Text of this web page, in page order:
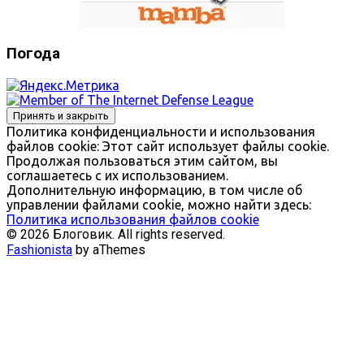
Погода
Политика конфиденциальности и использования
файлов сookie: Этот сайт использует файлы cookie.
Продолжая пользоваться этим сайтом, вы
соглашаетесь с их использованием.
Дополнительную информацию, в том числе об
управлении файлами cookie, можно найти здесь:
Политика использования файлов cookie
© 2026 Блоговик. All rights reserved.
Fashionista by aThemes